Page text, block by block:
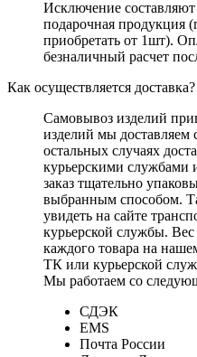
Исключение
подарочная
приобретать от 1шт).
безналичный расчет
Как осуществляется доставка?
Самовывоз изделий
изделий мы доставляем
остальных случаях
курьерскими службами
заказ тщательно
выбранным способом.
увидеть на сайте
курьерской службы.
каждого товара на
ТК или курьерской
Мы работаем со
СДЭК
EMS
Почта России